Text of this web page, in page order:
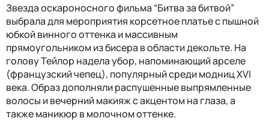
Звезда оскароносного фильма “Битва за битвой”
выбрала для мероприятия корсетное платье с пышной
юбкой винного оттенка и массивным
прямоугольником из бисера в области декольте. На
голову Тейлор надела убор, напоминающий арселе
(французский чепец), популярный среди модниц XVI
века. Образ дополняли распушенные выпрямленные
волосы и вечерний макияж с акцентом на глаза, а
также маникюр в молочном оттенке.